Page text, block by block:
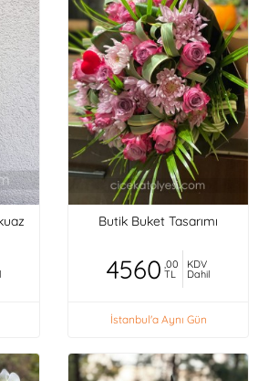
Butik Buket Tasarımı
4560 ,00
TL
KDV
Dahil
İstanbul'a Aynı Gün